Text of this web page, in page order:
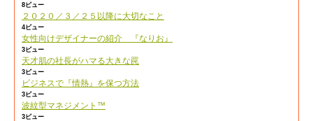
8ビュー
２０２０／３／２５以降に大切なこと
4ビュー
女性向けデザイナーの紹介 『なりお』
3ビュー
天才肌の社長がハマる大きな罠
3ビュー
ビジネスで『情熱』を保つ方法
3ビュー
波紋型マネジメント™
3ビュー